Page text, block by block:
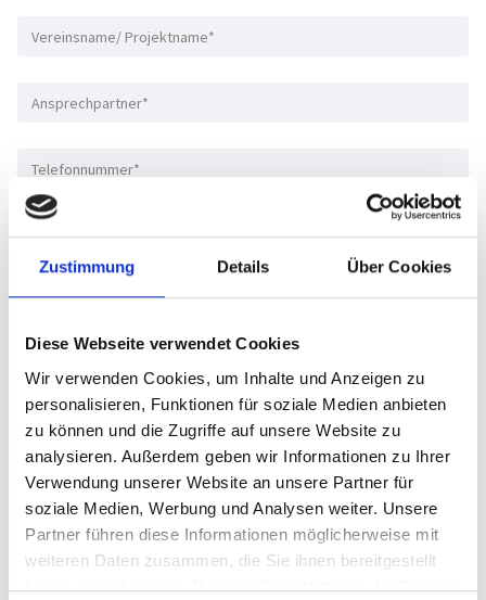
Zustimmung Details Über Cookies
Diese Webseite verwendet Cookies
Wir verwenden Cookies, um Inhalte und Anzeigen zu
personalisieren, Funktionen für soziale Medien anbieten
zu können und die Zugriffe auf unsere Website zu
analysieren. Außerdem geben wir Informationen zu Ihrer
Verwendung unserer Website an unsere Partner für
soziale Medien, Werbung und Analysen weiter. Unsere
Partner führen diese Informationen möglicherweise mit
weiteren Daten zusammen, die Sie ihnen bereitgestellt
haben oder die sie im Rahmen Ihrer Nutzung der Dienste
Freistellungsbescheid*
Datei wählen Keine Datei ausgewählt
Datenschutzerklärung